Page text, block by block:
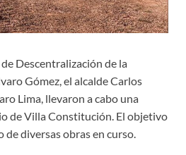
Descentralización de la
Gómez, el alcalde Carlos
Lima, llevaron a cabo una
de Villa Constitución. El objetivo
de diversas obras en curso.